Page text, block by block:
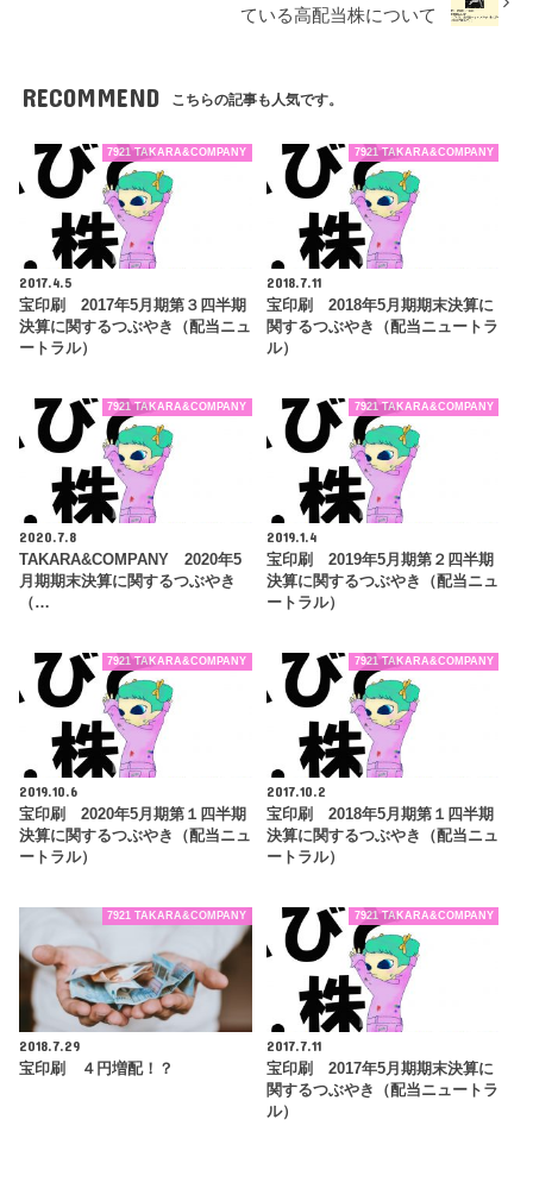
ている高配当株について
RECOMMEND こちらの記事も人気です。
7921 TAKARA&COMPANY
2017.4.5
宝印刷 2017年5月期第３四半期
決算に関するつぶやき（配当ニュ
ートラル）
7921 TAKARA&COMPANY
2018.7.11
宝印刷 2018年5月期期末決算に
関するつぶやき（配当ニュートラ
ル）
7921 TAKARA&COMPANY
2020.7.8
TAKARA&COMPANY 2020年5
月期期末決算に関するつぶやき
（…
7921 TAKARA&COMPANY
2019.1.4
宝印刷 2019年5月期第２四半期
決算に関するつぶやき（配当ニュ
ートラル）
7921 TAKARA&COMPANY
2019.10.6
宝印刷 2020年5月期第１四半期
決算に関するつぶやき（配当ニュ
ートラル）
7921 TAKARA&COMPANY
2017.10.2
宝印刷 2018年5月期第１四半期
決算に関するつぶやき（配当ニュ
ートラル）
7921 TAKARA&COMPANY
2018.7.29
宝印刷 ４円増配！？
7921 TAKARA&COMPANY
2017.7.11
宝印刷 2017年5月期期末決算に
関するつぶやき（配当ニュートラ
ル）